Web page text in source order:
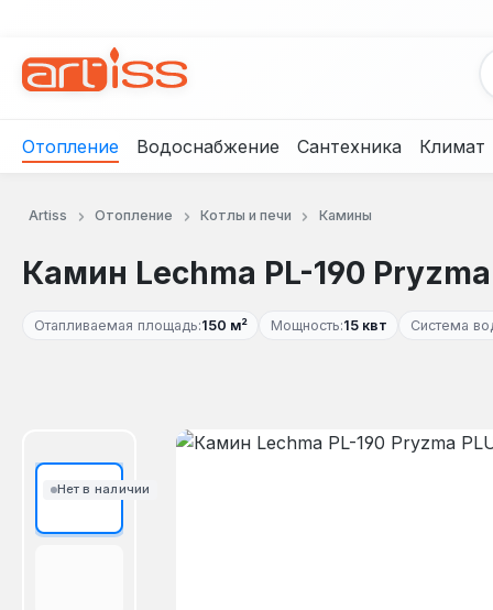
Отопление Водоснабжение Сантехника Климат
Artiss Отопление Котлы и печи Камины
Камин Lechma PL-190
Отапливаемая площадь:150 м² Мощность:15 квт Система
Нет в наличии
Пропустить галерею изображений